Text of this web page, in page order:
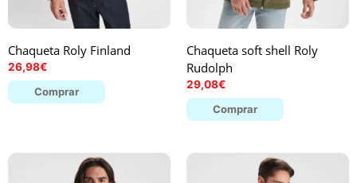
Chaqueta Roly Finland
26,98€
Comprar
Chaqueta soft shell Roly
Rudolph
29,08€
Comprar